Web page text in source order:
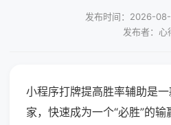
发布时间：2026-
发布者：心
小程序打牌提高胜率辅助是
家，快速成为一个“必胜”的